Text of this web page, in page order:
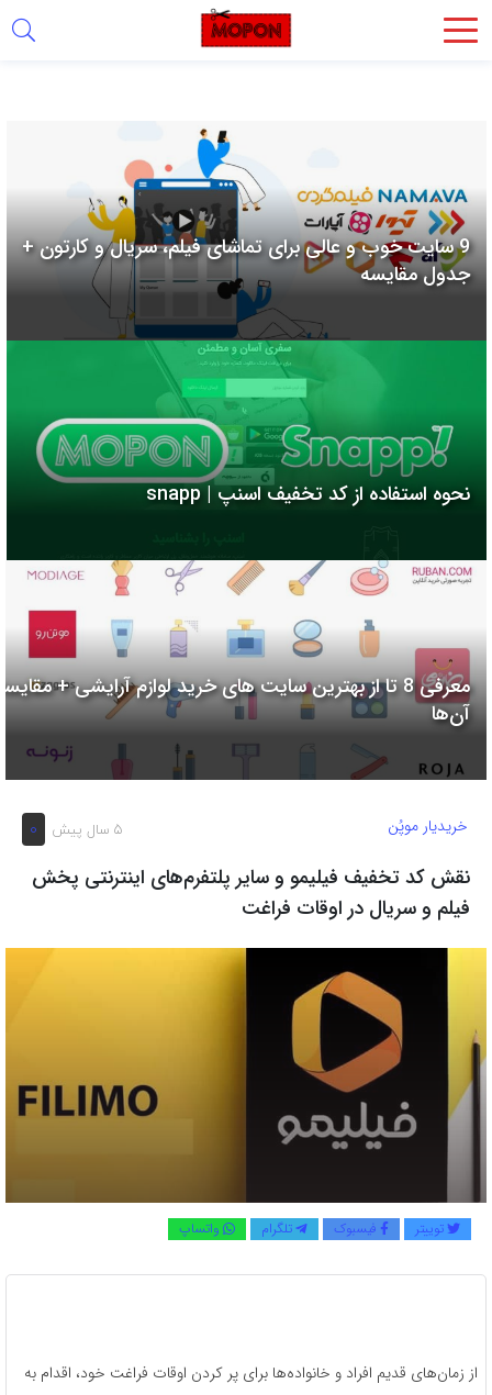
اشتراک
از
روش‌های
زیر
می‌توانید
صفحه
دوستان
خود
به
بگذارید.
لینک
9 سایت خوب و عالی برای تماشای فیلم، سریال و کارتون +
جدول مقایسه
نحوه استفاده از کد تخفیف اسنپ | snapp
معرفی 8 تا از بهترین سایت های خرید لوازم آرایشی +
آن‌ها
5 سال پیش 0 خریدیار موپُن
نقش کد تخفیف فیلیمو و سایر پلتفرم‌های اینترنتی پخش
فیلم و سریال در اوقات فراغت
توییتر فیسبوک تلگرام واتساپ
از زمان‌های قدیم افراد و خانواده‌ها برای پر کردن اوقات فراغت خود، اقدام به